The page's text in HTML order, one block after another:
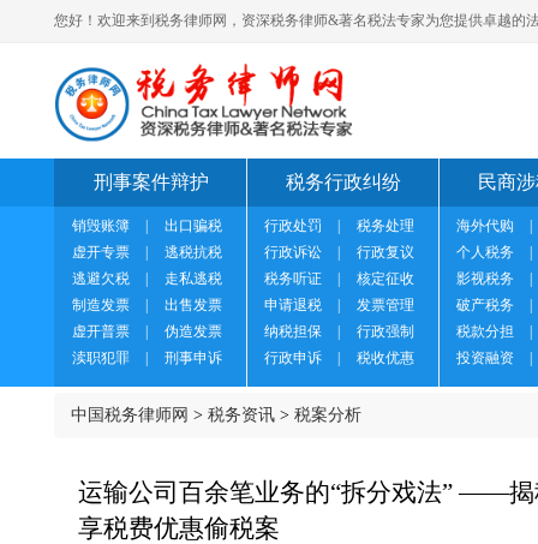
您好！欢迎来到税务律师网，资深税务律师&著名税法专家为您提供卓越的
刑事案件辩护
销毁账簿
出口骗税
虚开专票
逃税抗税
逃避欠税
走私逃税
制造发票
出售发票
虚开普票
伪造发票
渎职犯罪
刑事申诉
税务行政纠纷
行政处罚
税务处理
行政诉讼
行政复议
税务听证
核定征收
申请退税
发票管理
纳税担保
行政强制
行政申诉
税收优惠
民商
海外代购
个人税务
影视税务
破产税务
税款分担
投资融资
中国税务律师网 > 税务资讯 > 税案分析
运输公司百余笔业务的“拆分戏法” ——
享税费优惠偷税案